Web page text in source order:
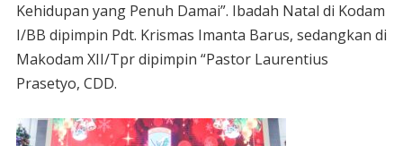
Kehidupan yang Penuh Damai”. Ibadah Natal di Kodam
I/BB dipimpin Pdt. Krismas Imanta Barus, sedangkan di
Makodam XII/Tpr dipimpin “Pastor Laurentius
Prasetyo, CDD.